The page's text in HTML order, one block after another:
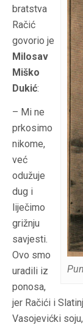
bratstva
Račić
govorio je
Milosav
Miško
Dukić:
– Mi ne
prkosimo
nikome,
već
odužuje
dug i
liječimo
grižnju
savjesti.
Ovo smo
uradili iz
ponosa,
jer Račići i
Vasojevićki